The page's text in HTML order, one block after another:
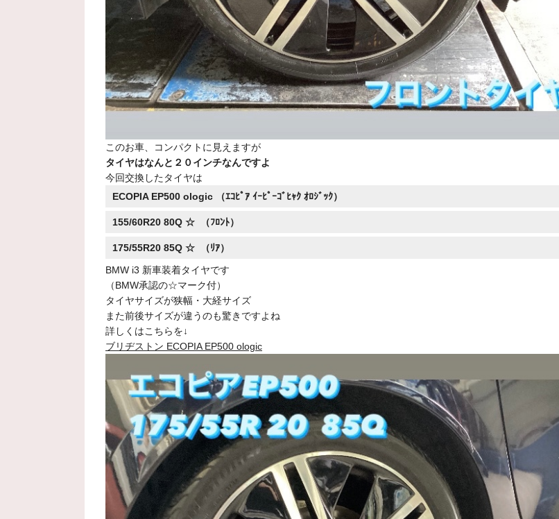
このお車、コンパクトに見えますが
タイヤはなんと２０インチなんですよ
今回交換したタイヤは
ECOPIA EP500 ologic （ｴｺﾋﾟｱ ｲｰﾋﾟｰｺﾞﾋｬｸ ｵﾛｼﾞｯｸ）
155/60R20 80Q ☆ （ﾌﾛﾝﾄ）
175/55R20 85Q ☆ （ﾘｱ）
BMW i3 新車装着タイヤです
（BMW承認の☆マーク付）
タイヤサイズが狭幅・大経サイズ
また前後サイズが違うのも驚きですよね
詳しくはこちらを↓
ブリヂストン ECOPIA EP500 ologic